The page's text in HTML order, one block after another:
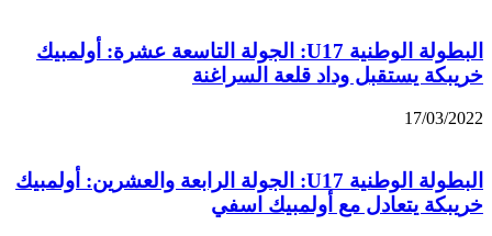
البطولة الوطنية U17: الجولة التاسعة عشرة: أولمبيك
خريبكة يستقبل وداد قلعة السراغنة
17/03/2022
البطولة الوطنية U17: الجولة الرابعة والعشرين: أولمبيك
خريبكة يتعادل مع أولمبيك اسفي